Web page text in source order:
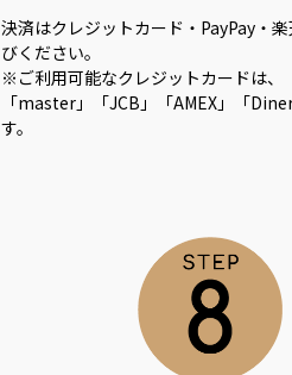
決済はクレジットカード・PayPay・
びください。
※ご利用可能なクレジットカードは、
「master」「JCB」「AMEX」「
す。